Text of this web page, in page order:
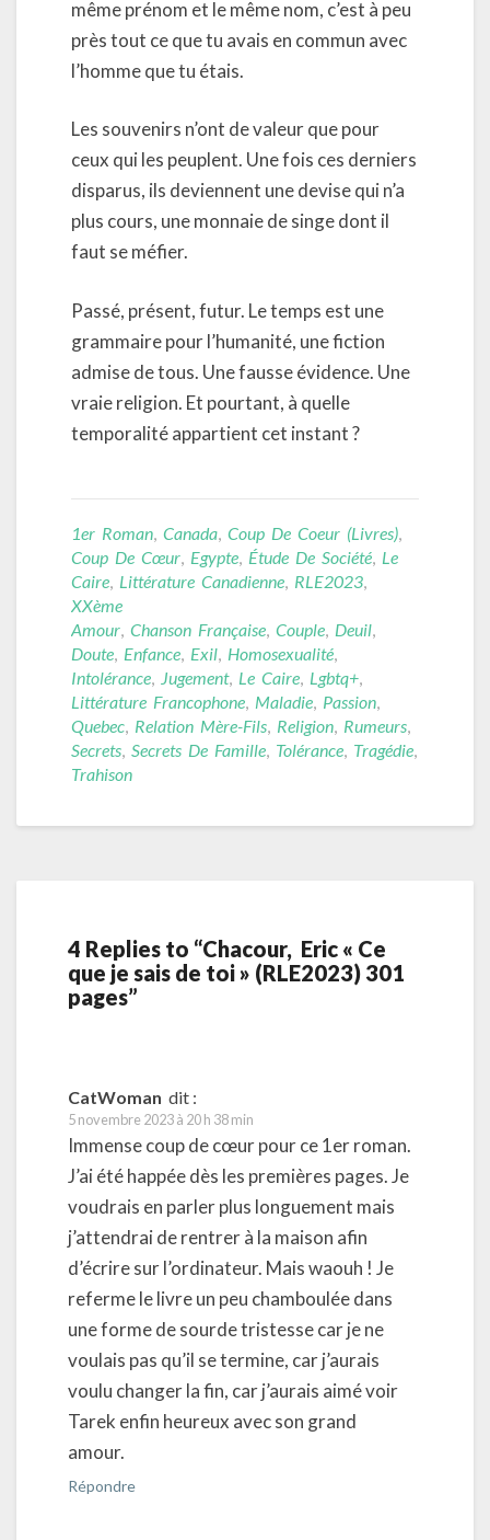
même prénom et le même nom, c’est à peu
près tout ce que tu avais en commun avec
l’homme que tu étais.
Les souvenirs n’ont de valeur que pour
ceux qui les peuplent. Une fois ces derniers
disparus, ils deviennent une devise qui n’a
plus cours, une monnaie de singe dont il
faut se méfier.
Passé, présent, futur. Le temps est une
grammaire pour l’humanité, une fiction
admise de tous. Une fausse évidence. Une
vraie religion. Et pourtant, à quelle
temporalité appartient cet instant ?
1er Roman, Canada, Coup De Coeur (livres),
Coup De Cœur, Egypte, Étude De Société, Le
Caire, Littérature Canadienne, RLE2023,
XXème
Amour, Chanson Française, Couple, Deuil,
Doute, Enfance, Exil, Homosexualité,
Intolérance, Jugement, Le Caire, Lgbtq+,
Littérature Francophone, Maladie, Passion,
Quebec, Relation Mère-Fils, Religion, Rumeurs,
Secrets, Secrets De Famille, Tolérance, Tragédie,
Trahison
4 Replies to “Chacour, Eric « Ce
que je sais de toi » (RLE2023) 301
pages”
CatWoman dit :
5 novembre 2023 à 20 h 38 min
Immense coup de cœur pour ce 1er roman.
J’ai été happée dès les premières pages. Je
voudrais en parler plus longuement mais
j’attendrai de rentrer à la maison afin
d’écrire sur l’ordinateur. Mais waouh ! Je
referme le livre un peu chamboulée dans
une forme de sourde tristesse car je ne
voulais pas qu’il se termine, car j’aurais
voulu changer la fin, car j’aurais aimé voir
Tarek enfin heureux avec son grand
amour.
Répondre